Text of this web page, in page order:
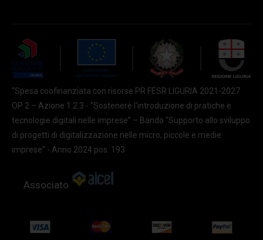
“Spesa coofinanziata con risorse PR FESR LIGURIA 2021-2027
OP 2 – Azione 1.2.3 - "Sostenere l'introduzione di pratiche e
tecnologie digitali nelle imprese” – Bando “Supporto allo sviluppo
di progetti di digitalizzazione nelle micro, piccole e medie
imprese” - Anno 2024 pos. 193
Associato